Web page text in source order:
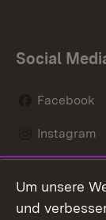
Social
Facebook
Instagram
Mastodon
Um unsere
und